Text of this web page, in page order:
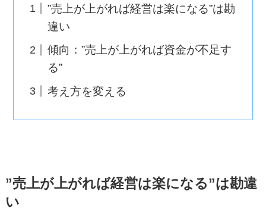
”売上が上がれば経営は楽になる”は勘
違い
傾向：”売上が上がれば資金が不足す
る”
考え方を変える
”売上が上がれば経営は楽になる”は勘違
い